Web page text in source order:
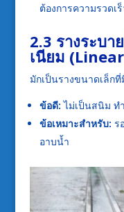
ต้องการความรวดเ
2.3 รางระบ
เนียม
มักเป็นรางขนาดเล็ก
ข้อดี: ไม่เป็นสนิม ท
ข้อเหมาะสำหรับ: ร
อาบน้ำ